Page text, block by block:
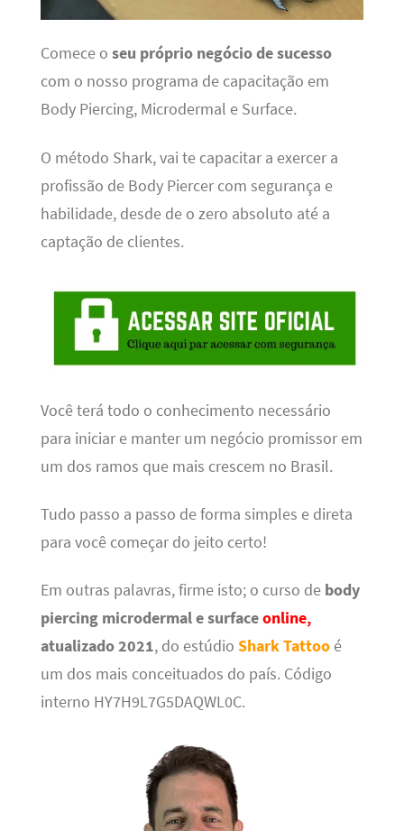
Comece o seu próprio negócio de sucesso
com o nosso programa de capacitação em
Body Piercing, Microdermal e Surface.
O método Shark, vai te capacitar a exercer a
profissão de Body Piercer com segurança e
habilidade, desde de o zero absoluto até a
captação de clientes.
Você terá todo o conhecimento necessário
para iniciar e manter um negócio promissor em
um dos ramos que mais crescem no Brasil.
Tudo passo a passo de forma simples e direta
para você começar do jeito certo!
Em outras palavras, firme isto; o curso de body
piercing microdermal e surfaceonline,
atualizado 2021, do estúdio Shark Tattooé
um dos mais conceituados do país. Código
interno HY7H9L7G5DAQWL0C.